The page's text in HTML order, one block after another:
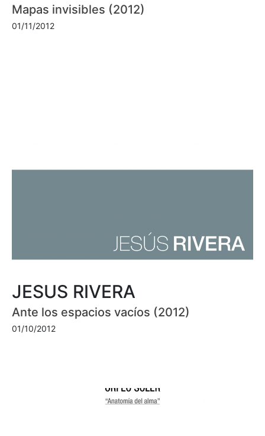
Mapas invisibles (2012)
01/11/2012
JESUS RIVERA
Ante los espacios vacíos (2012)
01/10/2012